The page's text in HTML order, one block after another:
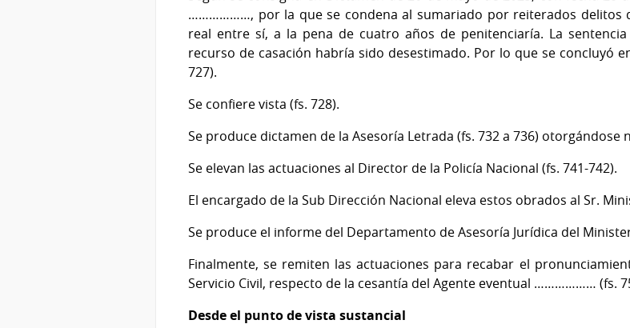
………………, por la que se condena al sumariado por reiterados delitos
real entre sí, a la pena de cuatro años de penitenciaría. La
recurso de casación habría sido desestimado. Por lo que se concluyó
727).
Se confiere vista (fs. 728).
Se produce dictamen de la Asesoría Letrada (fs. 732 a 736) otorgándose
Se elevan las actuaciones al Director de la Policía Nacional (fs. 741-742).
El encargado de la Sub Dirección Nacional eleva estos obrados al Sr.
Se produce el informe del Departamento de Asesoría Jurídica del
Finalmente, se remiten las actuaciones para recabar el
Servicio Civil, respecto de la cesantía del Agente eventual ……………… (fs.
Desde el punto de vista sustancial